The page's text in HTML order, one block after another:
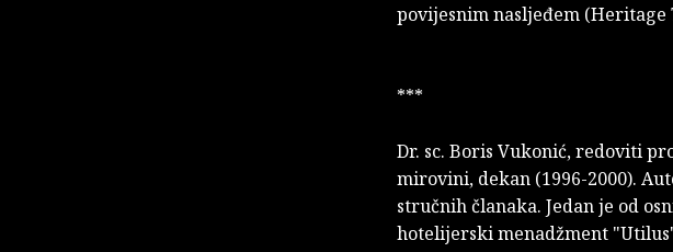
povijesnim nasljeđem
***
Dr. sc. Boris Vukonić, redoviti
mirovini, dekan (1996-2000).
stručnih članaka. Jedan je od
hotelijerski menadžment